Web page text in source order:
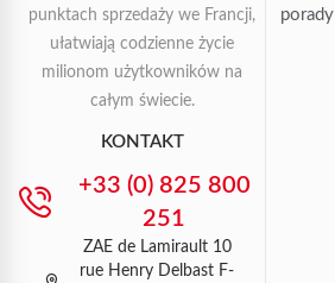
punktach sprzedaży we Francji,
ułatwiają codzienne życie
milionom użytkowników na
całym świecie.
KONTAKT
+33 (0) 825 800
251
ZAE de Lamirault 10
rue Henry Delbast F-
porady